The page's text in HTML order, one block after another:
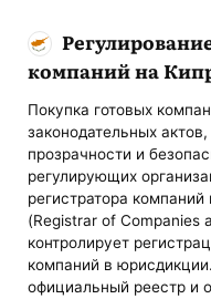
компаний на
Покупка готовых
законодательных
прозрачности и
регулирующих
регистратора
(Registrar of Companies
контролирует
компаний в
официальный реестр и